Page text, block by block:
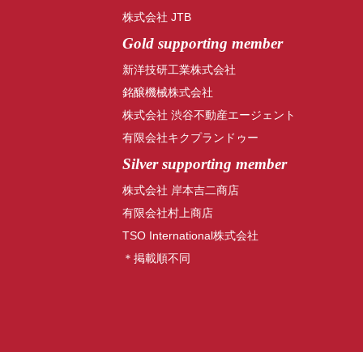
株式会社 JTB
Gold supporting member
新洋技研工業株式会社
銘醸機械株式会社
株式会社 渋谷不動産エージェント
有限会社キクプランドゥー
Silver supporting member
株式会社 岸本吉二商店
有限会社村上商店
TSO International株式会社
＊掲載順不同